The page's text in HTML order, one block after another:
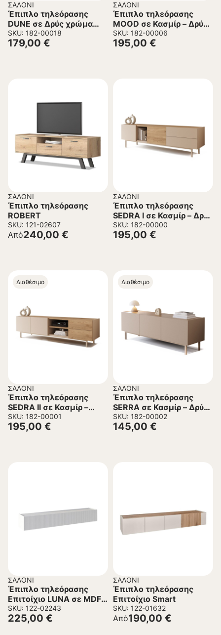
ΣΑΛΌΝΙ
Έπιπλο τηλεόρασης
DUNE σε Δρύς χρώμα
180x32x45,6εκ.
SKU: 182-00018
179,00 €
ΣΑΛΌΝΙ
Έπιπλο τηλεόρασης
MOOD σε Κασμίρ – Δρύς
χρώμα 180x35x49εκ.
SKU: 182-00006
195,00 €
ΣΑΛΌΝΙ
Έπιπλο τηλεόρασης
ROBERT
SKU: 121-02607
Από240,00 €
ΣΑΛΌΝΙ
Έπιπλο τηλεόρασης
SEDRA I σε Κασμίρ – Δρύς
χρώμα 180x42x48,5εκ.
SKU: 182-00000
195,00 €
Διαθέσιμο
ΣΑΛΌΝΙ
Έπιπλο τηλεόρασης
SEDRA II σε Κασμίρ –
Δρύς χρώμα
180x42x48,5εκ.
SKU: 182-00001
195,00 €
Διαθέσιμο
ΣΑΛΌΝΙ
Έπιπλο τηλεόρασης
SERRA σε Κασμίρ – Δρύς
χρώμα 150x42x48,5εκ.
SKU: 182-00002
145,00 €
ΣΑΛΌΝΙ
Έπιπλο τηλεόρασης
Επιτοίχιο LUNA σε MDF
Λευκό 180x40x28 εκ.
SKU: 122-02243
225,00 €
ΣΑΛΌΝΙ
Έπιπλο τηλεόρασης
Επιτοίχιο Smart
SKU: 122-01632
Από190,00 €